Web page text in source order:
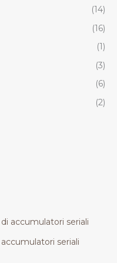
(14)
(16)
(1)
(3)
(6)
(2)
seriali